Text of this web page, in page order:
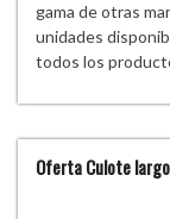
gama de otras
unidades
todos los
Oferta Culote